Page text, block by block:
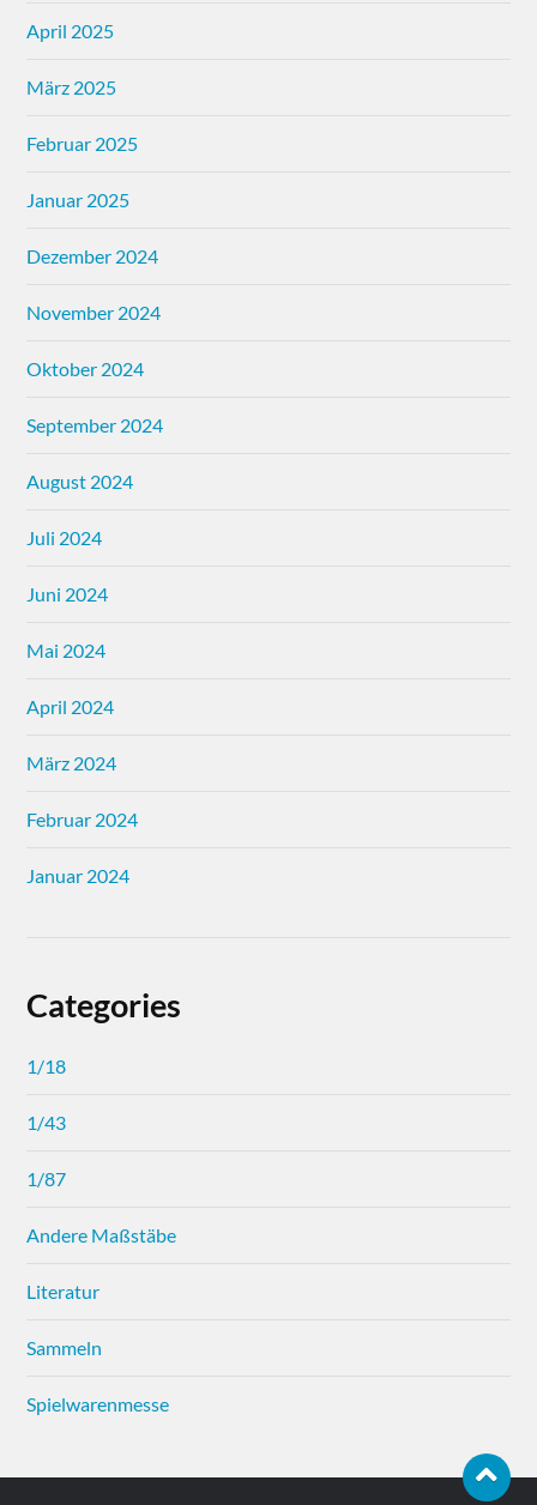
April 2025
März 2025
Februar 2025
Januar 2025
Dezember 2024
November 2024
Oktober 2024
September 2024
August 2024
Juli 2024
Juni 2024
Mai 2024
April 2024
März 2024
Februar 2024
Januar 2024
Categories
1/18
1/43
1/87
Andere Maßstäbe
Literatur
Sammeln
Spielwarenmesse